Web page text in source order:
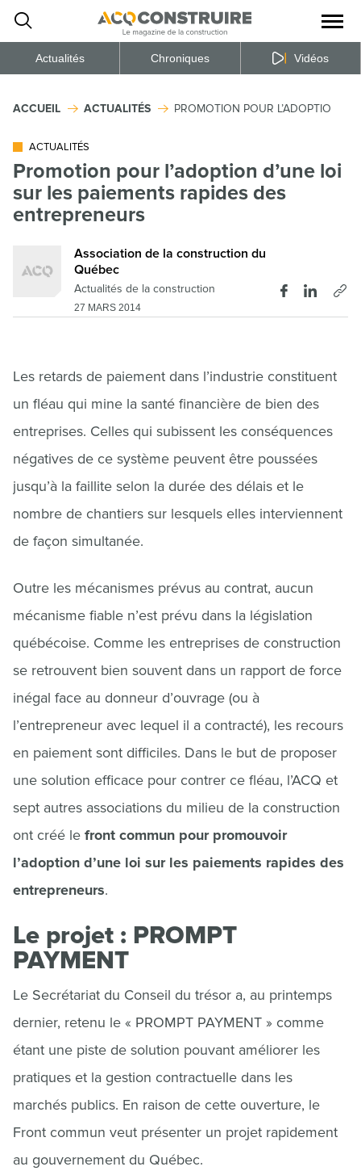
la
du
Actualités Chroniques Vidéos
ACCUEIL ACTUALITÉS PROMOTION POUR L’ADOPTION
ACTUALITÉS
Promotion pour l’adoption d’une loi
sur les paiements rapides des
entrepreneurs
Association de la construction du
Québec
Actualités de la construction
27 MARS 2014
Les retards de paiement dans l’industrie constituent
un fléau qui mine la santé financière de bien des
entreprises. Celles qui subissent les conséquences
négatives de ce système peuvent être poussées
jusqu’à la faillite selon la durée des délais et le
nombre de chantiers sur lesquels elles interviennent
de façon simultanée.
Outre les mécanismes prévus au contrat, aucun
mécanisme fiable n’est prévu dans la législation
québécoise. Comme les entreprises de construction
se retrouvent bien souvent dans un rapport de force
inégal face au donneur d’ouvrage (ou à
l’entrepreneur avec lequel il a contracté), les recours
en paiement sont difficiles. Dans le but de proposer
une solution efficace pour contrer ce fléau, l’ACQ et
sept autres associations du milieu de la construction
ont créé le front commun pour promouvoir
l’adoption d’une loi sur les paiements rapides des
entrepreneurs.
Le projet : PROMPT
PAYMENT
Le Secrétariat du Conseil du trésor a, au printemps
dernier, retenu le « PROMPT PAYMENT » comme
étant une piste de solution pouvant améliorer les
pratiques et la gestion contractuelle dans les
marchés publics. En raison de cette ouverture, le
Front commun veut présenter un projet rapidement
au gouvernement du Québec.